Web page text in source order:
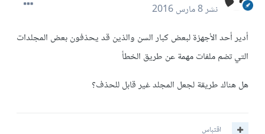
نشر8 مارس 2016
أدير أحد الأجهزة لبعض كبار السن والذين قد يحذفون بعض المجلدات
التي تضم ملفات مهمة عن طريق الخطأ
هل هناك طريقة لجعل المجلد غير قابل للحذف؟
اقتباس